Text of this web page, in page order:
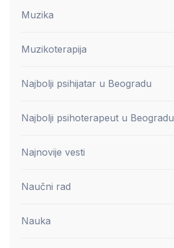
Muzika
Muzikoterapija
Najbolji psihijatar u Beogradu
Najbolji psihoterapeut u Beogradu
Najnovije vesti
Naučni rad
Nauka